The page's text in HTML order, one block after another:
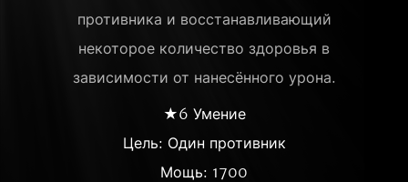
противника и восстанавливающий
некоторое количество здоровья в
зависимости от нанесённого урона.
★6 Умение
Цель: Один противник
Мощь: 1700